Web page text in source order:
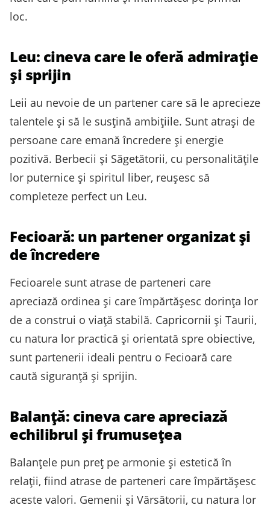
loc.
Leu: cineva care le oferă admirație
și sprijin
Leii au nevoie de un partener care să le aprecieze
talentele și să le susțină ambițiile. Sunt atrași de
persoane care emană încredere și energie
pozitivă. Berbecii și Săgetătorii, cu personalitățile
lor puternice și spiritul liber, reușesc să
completeze perfect un Leu.
Fecioară: un partener organizat și
de încredere
Fecioarele sunt atrase de parteneri care
apreciază ordinea și care împărtășesc dorința lor
de a construi o viață stabilă. Capricornii și Taurii,
cu natura lor practică și orientată spre obiective,
sunt partenerii ideali pentru o Fecioară care
caută siguranță și sprijin.
Balanță: cineva care apreciază
echilibrul și frumusețea
Balanțele pun preț pe armonie și estetică în
relații, fiind atrase de parteneri care împărtășesc
aceste valori. Gemenii și Vărsătorii, cu natura lor